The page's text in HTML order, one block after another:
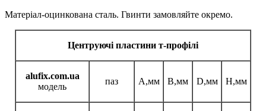
Матеріал-оцинкована сталь. Гвинти замовляйте окремо.
Центруючі пластини т-профілі
alufix.com.ua
модель
паз A,мм B,мм D,мм H,мм